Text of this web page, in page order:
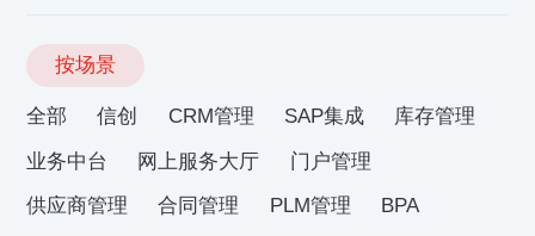
按场景
全部 信创 CRM管理 SAP集成
库存管理
业务中台
网上服务大厅
门户管理
供应商管理
合同管理 PLM管理
BPA